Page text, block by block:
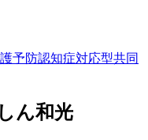
予防認知症対応型共同
ん和光